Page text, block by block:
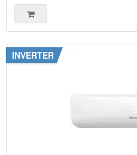
MDV
MIDEA
INVERTER